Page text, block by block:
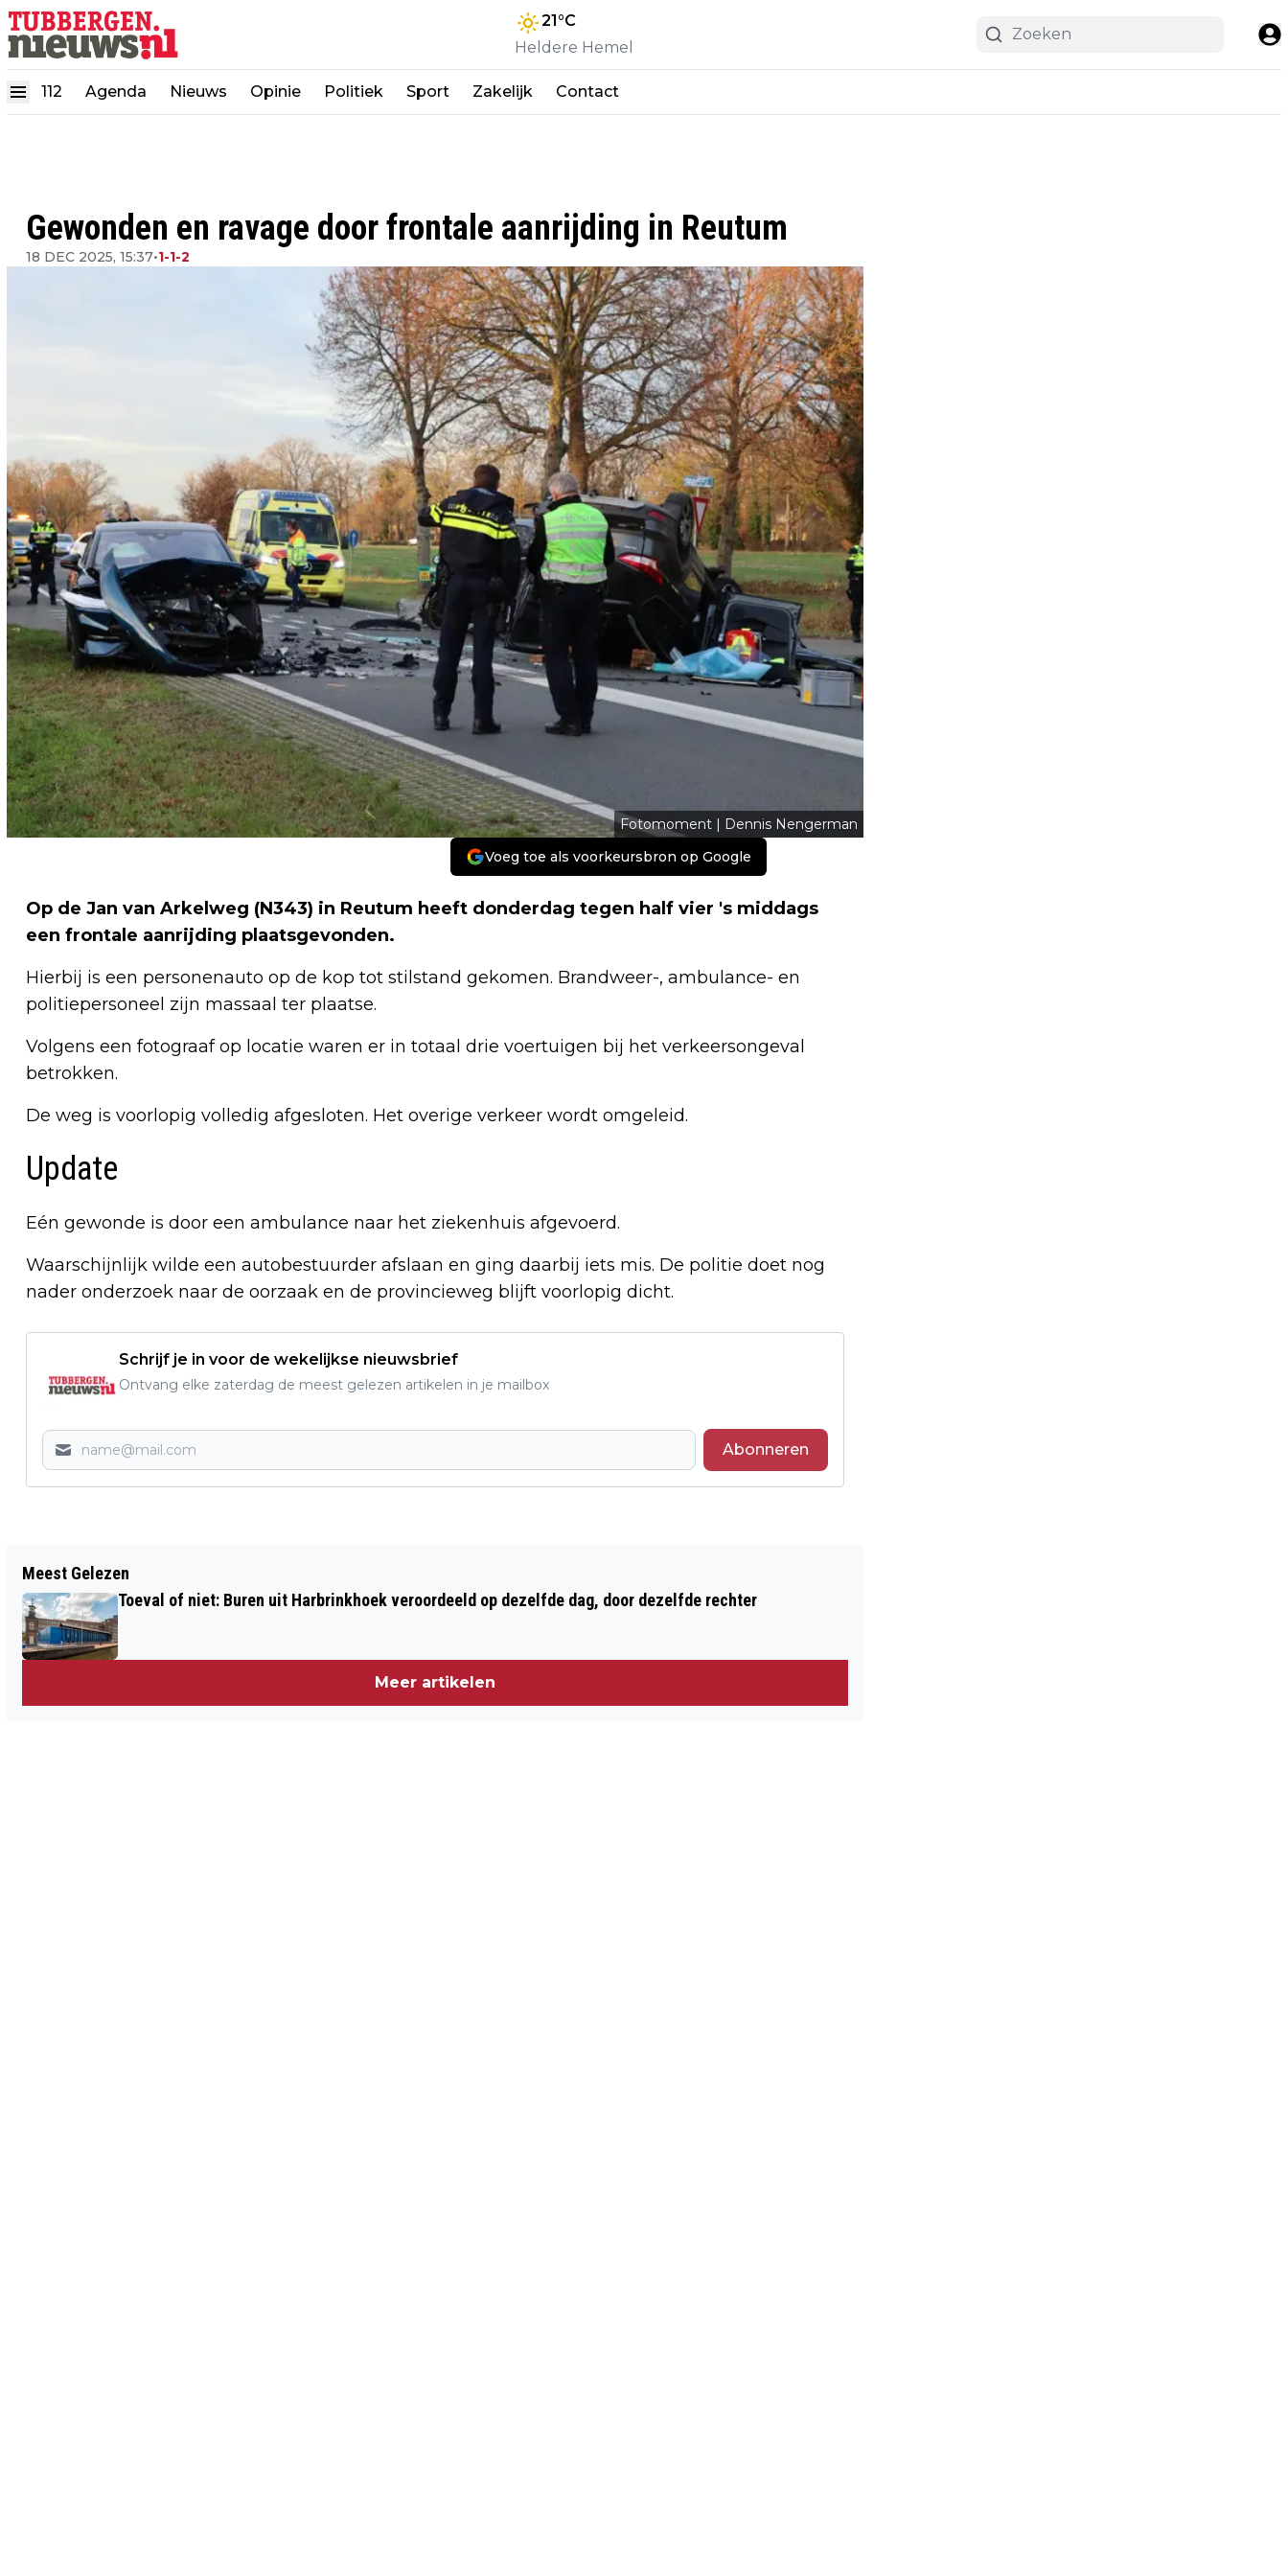
21°C
Heldere Hemel
112 Agenda Nieuws Opinie Politiek Sport Zakelijk Contact
Gewonden en ravage door frontale aanrijding in Reutum
18 DEC 2025, 15:37•1-1-2
Fotomoment | Dennis Nengerman
Voeg toe als voorkeursbron op Google
Op de Jan van Arkelweg (N343) in Reutum heeft donderdag tegen half vier 's middags
een frontale aanrijding plaatsgevonden.
Hierbij is een personenauto op de kop tot stilstand gekomen. Brandweer-, ambulance- en
politiepersoneel zijn massaal ter plaatse.
Volgens een fotograaf op locatie waren er in totaal drie voertuigen bij het verkeersongeval
betrokken.
De weg is voorlopig volledig afgesloten. Het overige verkeer wordt omgeleid.
Update
Eén gewonde is door een ambulance naar het ziekenhuis afgevoerd.
Waarschijnlijk wilde een autobestuurder afslaan en ging daarbij iets mis. De politie doet nog
nader onderzoek naar de oorzaak en de provincieweg blijft voorlopig dicht.
Schrijf je in voor de wekelijkse nieuwsbrief
Ontvang elke zaterdag de meest gelezen artikelen in je mailbox
Abonneren
OP HET MATJE - OPINIE
HOEK VOL HULDIGINGEN ÉN BIJZONDER
HOEK
Meest Gelezen
Toeval of niet: Buren uit Harbrinkhoek veroordeeld op dezelfde dag, door dezelfde rechter
Meer artikelen